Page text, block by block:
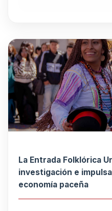
La Entrada Folklórica
investigación e
economía paceña